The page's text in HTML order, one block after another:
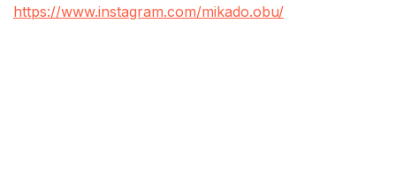
https://www.instagram.com/mikado.obu/